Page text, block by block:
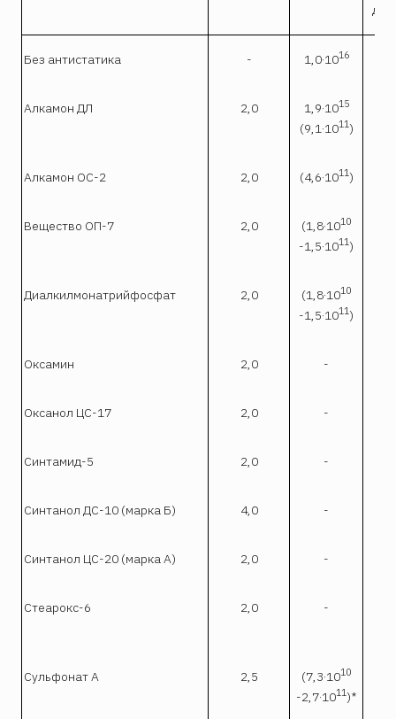
Без антистатика - 1,0·1016
Алкамон ДЛ 2,0 1,9·1015
(9,1·1011)
Алкамон ОС-2 2,0 (4,6·1011)
Вещество ОП-7 2,0 (1,8·1010
-1,5·1011)
Диалкилмонатрийфосфат 2,0 (1,8·1010
-1,5·1011)
Оксамин 2,0 -
Оксанол ЦС-17 2,0 -
Синтамид-5 2,0 -
Синтанол ДС-10 (марка Б) 4,0 -
Синтанол ЦС-20 (марка А) 2,0 -
Стеарокс-6 2,0 -
Сульфонат А 2,5 (7,3·1010
-2,7·1011)*